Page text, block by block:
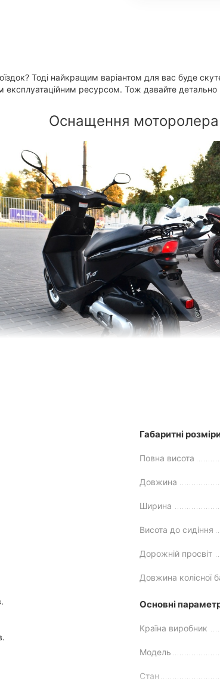
Тоді найкращим варіантом для вас буде
експлуатаційним ресурсом. Тож давайте
Оснащення моторолера
цьому недорогий скутер Honda Dio AF 62 легко
Габаритні
Повна висота
Довжина
Ширина
Висота до сидіння
Дорожній просвіт
Довжина колісної
Основні
Країна виробник
Модель
Стан